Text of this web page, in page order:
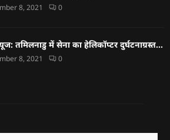
8, 2021 0
तमिलनाडु में सेना का हेलिकॉप्टर दुर्घटनाग्रस्त…
8, 2021 0